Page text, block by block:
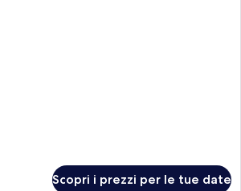
Scopri i prezzi per le tue date